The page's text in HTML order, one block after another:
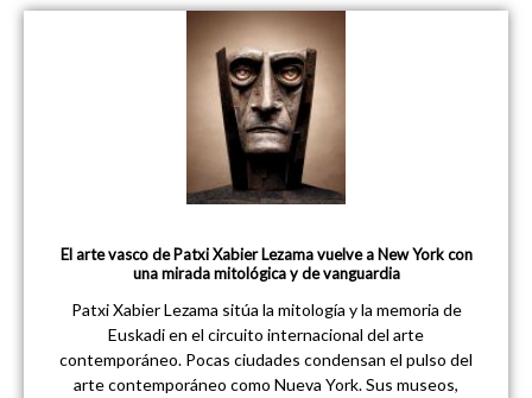
El arte vasco de Patxi Xabier Lezama vuelve a New York con
una mirada mitológica y de vanguardia
Patxi Xabier Lezama sitúa la mitología y la memoria de
Euskadi en el circuito internacional del arte
contemporáneo. Pocas ciudades condensan el pulso del
arte contemporáneo como Nueva York. Sus museos,